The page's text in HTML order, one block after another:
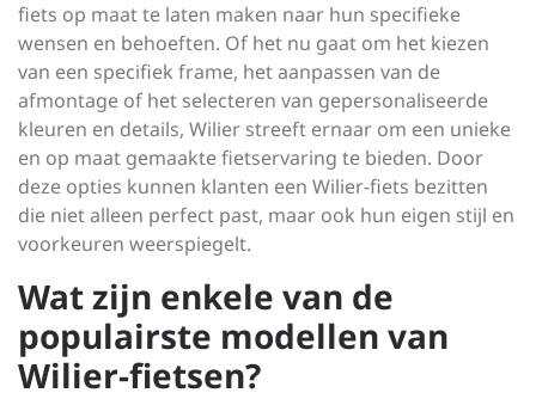
fiets op maat te laten maken naar hun specifieke
wensen en behoeften. Of het nu gaat om het kiezen
van een specifiek frame, het aanpassen van de
afmontage of het selecteren van gepersonaliseerde
kleuren en details, Wilier streeft ernaar om een unieke
en op maat gemaakte fietservaring te bieden. Door
deze opties kunnen klanten een Wilier-fiets bezitten
die niet alleen perfect past, maar ook hun eigen stijl en
voorkeuren weerspiegelt.
Wat zijn enkele van de
populairste modellen van
Wilier-fietsen?